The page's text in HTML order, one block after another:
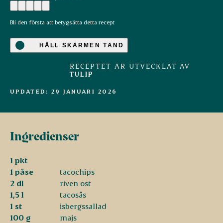
Bli den första att betygsätta detta recept
HÅLL SKÄRMEN TÄND
RECEPTET ÄR UTVECKLAT AV
TULIP
UPDATED: 29 JANUARI 2026
Ingredienser
1 pkt
1 påse
tacochips
2 dl
riven ost
1,5 l
tacosås
1 st
isbergssallad
100 g
majs